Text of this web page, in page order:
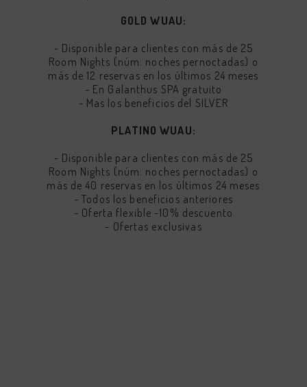
GOLD WUAU:
- Disponible para clientes con más de 25
Room Nights (núm. noches pernoctadas) o
más de 12 reservas en los últimos 24 meses
- En Galanthus SPA gratuito
- Mas los beneficios del SILVER
PLATINO WUAU:
- Disponible para clientes con más de 25
Room Nights (núm. noches pernoctadas) o
más de 40 reservas en los últimos 24 meses
- Todos los beneficios anteriores
- Oferta flexible -10% descuento
- Ofertas exclusivas